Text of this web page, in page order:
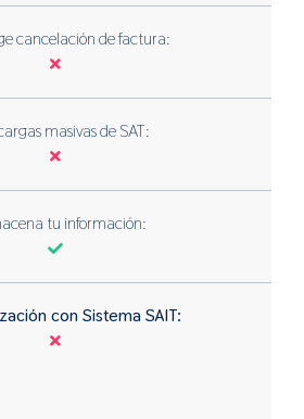
cancelación de factura:
masivas de SAT:
tu información:
con Sistema SAIT: